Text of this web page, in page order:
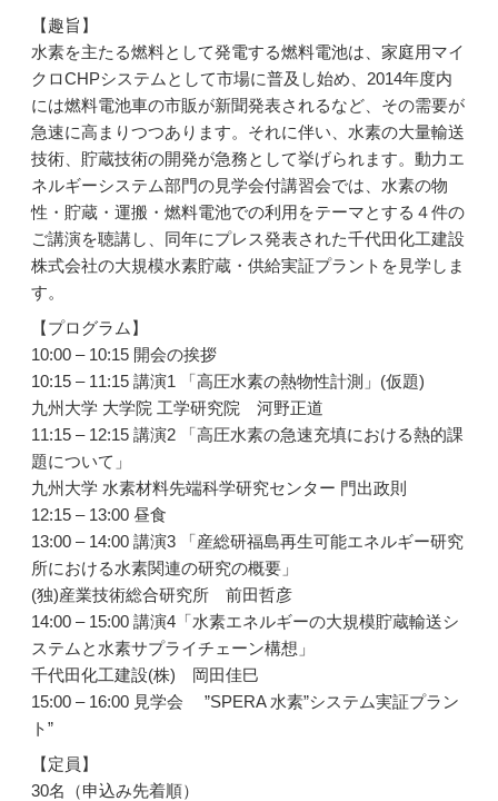
【趣旨】
水素を主たる燃料として発電する燃料電池は、家庭用マイ
クロCHPシステムとして市場に普及し始め、2014年度内
には燃料電池車の市販が新聞発表されるなど、その需要が
急速に高まりつつあります。それに伴い、水素の大量輸送
技術、貯蔵技術の開発が急務として挙げられます。動力エ
ネルギーシステム部門の見学会付講習会では、水素の物
性・貯蔵・運搬・燃料電池での利用をテーマとする４件の
ご講演を聴講し、同年にプレス発表された千代田化工建設
株式会社の大規模水素貯蔵・供給実証プラントを見学しま
す。
【プログラム】
10:00 – 10:15 開会の挨拶
10:15 – 11:15 講演1 「高圧水素の熱物性計測」(仮題)
九州大学 大学院 工学研究院 河野正道
11:15 – 12:15 講演2 「高圧水素の急速充填における熱的課
題について」
九州大学 水素材料先端科学研究センター 門出政則
12:15 – 13:00 昼食
13:00 – 14:00 講演3 「産総研福島再生可能エネルギー研究
所における水素関連の研究の概要」
(独)産業技術総合研究所 前田哲彦
14:00 – 15:00 講演4「水素エネルギーの大規模貯蔵輸送シ
ステムと水素サプライチェーン構想」
千代田化工建設(株) 岡田佳巳
15:00 – 16:00 見学会 ”SPERA 水素”システム実証プラン
ト”
【定員】
30名（申込み先着順）